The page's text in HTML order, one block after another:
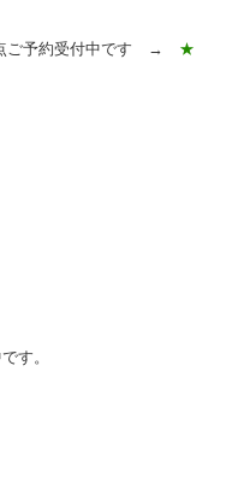
ご予約受付中です → ★
す。